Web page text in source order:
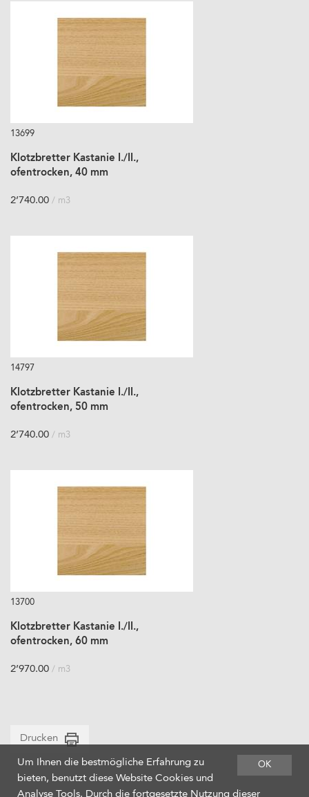
13699
Klotzbretter Kastanie I./II.,
ofentrocken, 40 mm
2’740.00 / m3
14797
Klotzbretter Kastanie I./II.,
ofentrocken, 50 mm
2’740.00 / m3
13700
Klotzbretter Kastanie I./II.,
ofentrocken, 60 mm
2’970.00 / m3
Drucken
OK
Um Ihnen die bestmögliche Erfahrung zu
bieten, benutzt diese Website Cookies und
Analyse Tools. Durch die fortgesetzte Nutzung dieser